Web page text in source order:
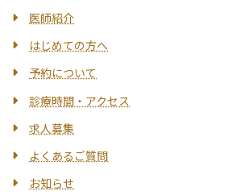
医師紹介
はじめての方へ
予約について
診療時間・アクセス
求人募集
よくあるご質問
お知らせ